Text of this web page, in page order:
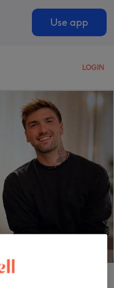
Use app
LOGIN